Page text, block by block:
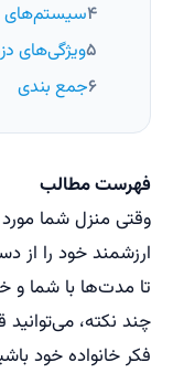
سیستم‌های
ویژگی‌های
جمع بندی
فهرست مطالب
وقتی منزل شما مورد
ارزشمند خود را از
تا مدت‌ها با شما و
چند نکته،
فکر خانواده خود